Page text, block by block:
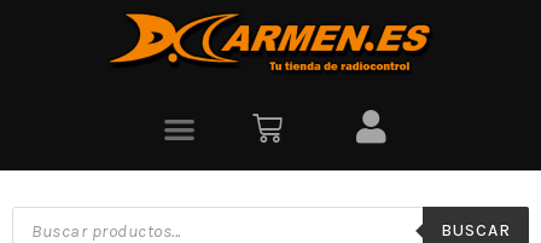
BUSCAR